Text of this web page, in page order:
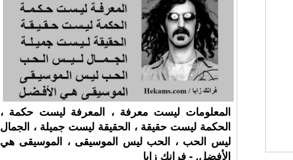
المعلومات ليست معرفة ، المعرفة ليست حكمة ،
الحكمة ليست حقيقة ، الحقيقة ليست جميلة ، الجمال
ليس الحب ، الحب ليس الموسيقى ، الموسيقى هي
الأفضل. - فرانك زابا